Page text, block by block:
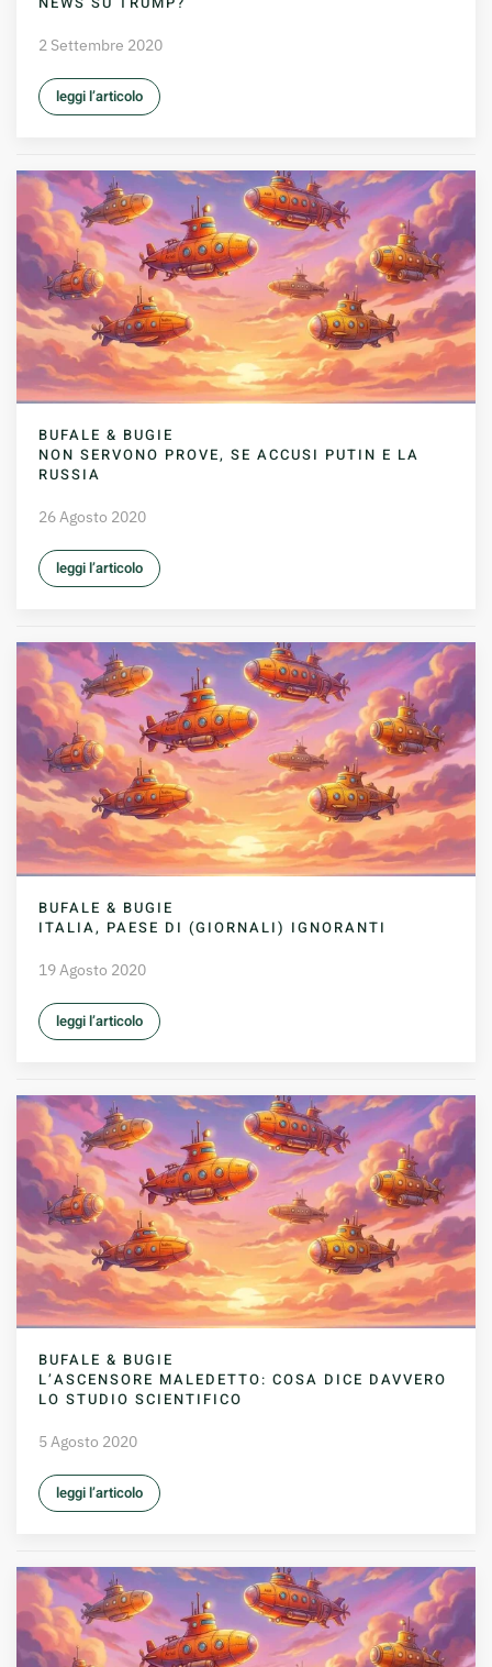
2 Settembre 2020
leggi l’articolo
BUFALE & BUGIE
NON SERVONO PROVE, SE ACCUSI PUTIN E LA
RUSSIA
26 Agosto 2020
leggi l’articolo
BUFALE & BUGIE
ITALIA, PAESE DI (GIORNALI) IGNORANTI
19 Agosto 2020
leggi l’articolo
BUFALE & BUGIE
L’ASCENSORE MALEDETTO: COSA DICE DAVVERO
LO STUDIO SCIENTIFICO
5 Agosto 2020
leggi l’articolo